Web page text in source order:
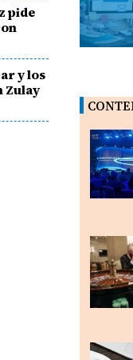
pide
y los
Zulay